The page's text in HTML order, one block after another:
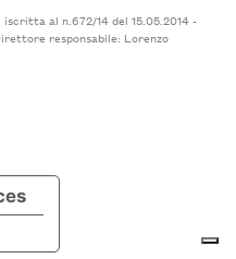
al n.672/14 del 15.05.2014 -
responsabile: Lorenzo